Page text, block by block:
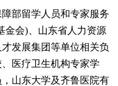
部留学人员和专家服务
金会)、山东省人力资源
发展集团等单位相关负
医疗卫生机构专家学
山东大学及齐鲁医院有